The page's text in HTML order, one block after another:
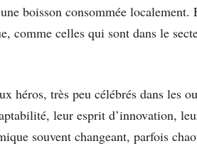
boisson consommée
comme celles qui sont dans le
héros, très peu célébrés dans les
leur esprit d’innovation,
souvent changeant, parfois